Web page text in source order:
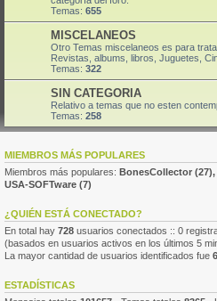
Temas: 655
MISCELANEOS
Otro Temas miscelaneos es para
Revistas, albums, libros, Juguetes,
Temas: 322
SIN CATEGORIA
Relativo a temas que no esten
Temas: 258
MIEMBROS MÁS POPULARES
Miembros más populares: BonesCollector (27),
USA-SOFTware (7)
¿QUIÉN ESTÁ CONECTADO?
En total hay 728 usuarios conectados :: 0
(basados en usuarios activos en los últimos 5
La mayor cantidad de usuarios identificados fue
ESTADÍSTICAS